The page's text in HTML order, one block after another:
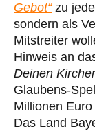
Gebot“ zu
sondern als
Mitstreiter
Hinweis an
Deinen
Glaubens-
Millionen
Das Land